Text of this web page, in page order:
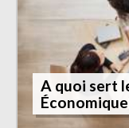
A quoi sert